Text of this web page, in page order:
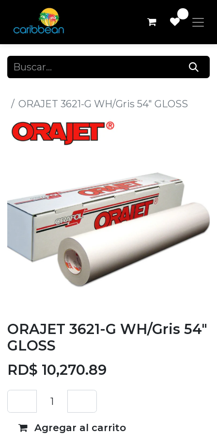
ORAJET 3621-G WH/Gris 54" GLOSS
ORAJET 3621-G WH/Gris 54"
GLOSS
RD$ 10,270.89
Agregar al carrito